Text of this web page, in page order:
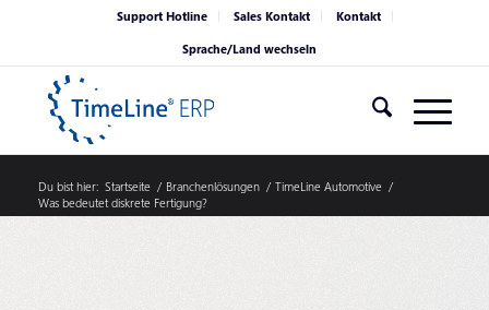
Support Hotline Sales Kontakt
Kontakt
Sprache/Land wechseln
Du bist hier: Startseite / Branchenlösungen / TimeLine Automotive /
Was bedeutet diskrete Fertigung?